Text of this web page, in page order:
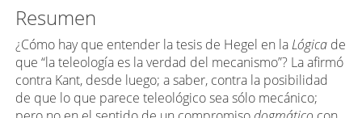
n
t
e
n
i
Resumen
¿Cómo hay que entender la tesis de Hegel en la Lógica de
que “la teleología es la verdad del mecanismo”? La aﬁrmó
contra Kant, desde luego; a saber, contra la posibilidad
de que lo que parece teleológico sea sólo mecánico;